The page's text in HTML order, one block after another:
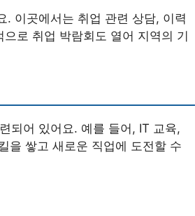
. 이곳에서는 취업 관련 상담, 이력
로 취업 박람회도 열어 지역의 기
되어 있어요. 예를 들어, IT 교육,
을 쌓고 새로운 직업에 도전할 수